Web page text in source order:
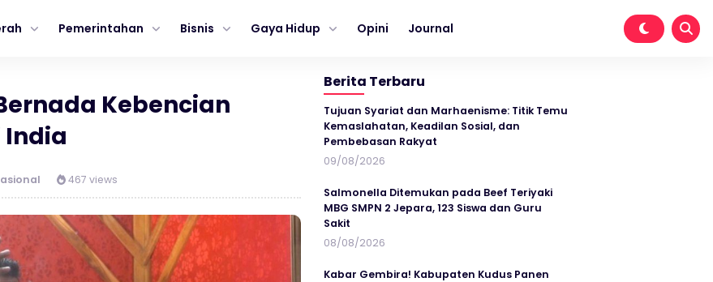
Pemerintahan Bisnis Gaya Hidup Opini Journal
Kebencian
467 views
Berita Terbaru
Tujuan Syariat dan Marhaenisme: Titik Temu
Kemaslahatan, Keadilan Sosial, dan
Pembebasan Rakyat
09/08/2026
Salmonella Ditemukan pada Beef Teriyaki
MBG SMPN 2 Jepara, 123 Siswa dan Guru
Sakit
08/08/2026
Kabar Gembira! Kabupaten Kudus Panen